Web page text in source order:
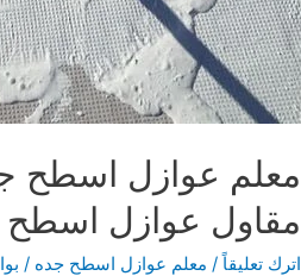
معلم عوازل اسطح
مقاول عوازل اسطح في جده
اترك تعليقاً / معلم عوازل اسطح جده /